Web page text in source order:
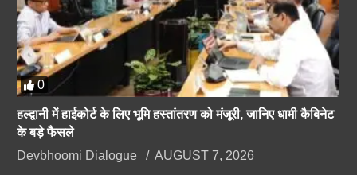
0
हल्द्वानी में हाईकोर्ट के लिए भूमि हस्तांतरण को मंजूरी, जानिए धामी कैबिनेट
के बड़े फैसले
Devbhoomi Dialogue
AUGUST 7, 2026